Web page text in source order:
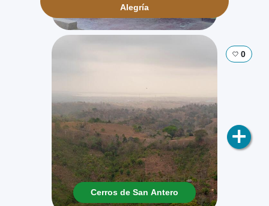
Alegría
0
Cerros de San Antero